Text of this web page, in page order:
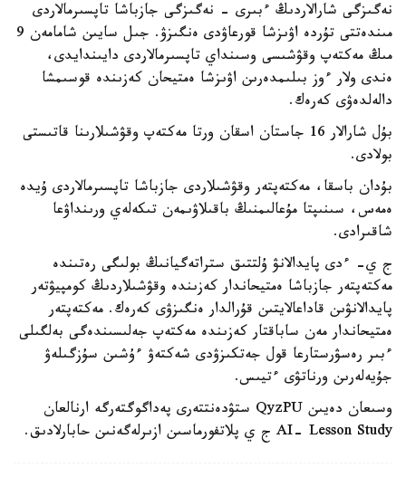
نەگىزگى شارالاردىڭ ءبىرى - نەگىزگى جازباشا تاپسىرمالاردى
مىندەتتى تۇردە اۋىزشا قورعاۋدى ەنگىزۋ. جىل سايىن شامامەن 9
مىڭ مەكتەپ وقۋشىسى وسىنداي تاپسىرمالاردى دايىندايدى،
ەندى ولار ءوز بىلىمدەرىن اۋىزشا ەمتيحان كەزىندە قوسىمشا
دالەلدەۋى كەرەك.
بۇل شارالار 16 جاستان اسقان ورتا مەكتەپ وقۋشىلارىنا قاتىستى
بولادى.
بۇدان باسقا، مەكتەپتەر وقۋشىلاردى جازباشا تاپسىرمالاردى ۇيدە
ەمەس، سىنىپتا مۇعالىمنىڭ باقىلاۋىمەن تىكەلەي ورىنداۋعا
شاقىرادى.
ج ي- ءدى پايدالانۋ ۇلتتىق ستراتەگيانىڭ بولىگى رەتىندە
مەكتەپتەر جازباشا ەمتيحاندار كەزىندە وقۋشىلاردىڭ كومپيۋتەر
پايدالانۋىن قاداعالايتىن قۇرالدار ەنگىزۋى كەرەك. مەكتەپتەر
ەمتيحاندار مەن ساباقتار كەزىندە مەكتەپ جەلىسىندەگى بەلگىلى
ءبىر رەسۋرستارعا قول جەتكىزۋدى شەكتەۋ ءۇشىن سۇزگىلەۋ
جۇيەلەرىن ورناتۋى ءتيىس.
وسىعان دەيىن QyzPU ستۋدەنتتەرى پەداگوگتەرگە ارنالعان
AI- Lesson Study ج ي پلاتفورماسىن ازىرلەگەنىن حابارلادىق.